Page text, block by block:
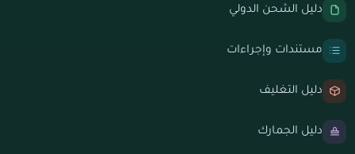
دليل الشحن الدولي
مستندات وإجراءات
دليل التغليف
دليل الجمارك